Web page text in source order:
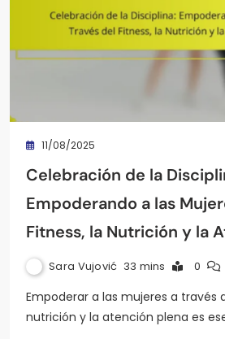
11/08/2025
Celebración de la
Empoderando a las
Fitness, la Nutrición y la
Sara Vujović 33 mins 0
Empoderar a las mujeres a través
nutrición y la atención plena es